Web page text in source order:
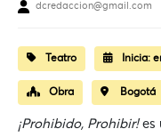
dcredaccion@gmail.com
Teatro Inicia:
Obra Bogotá
¡Prohibido, Prohibir!es